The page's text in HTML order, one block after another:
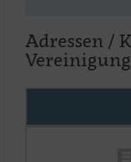
Adressen /